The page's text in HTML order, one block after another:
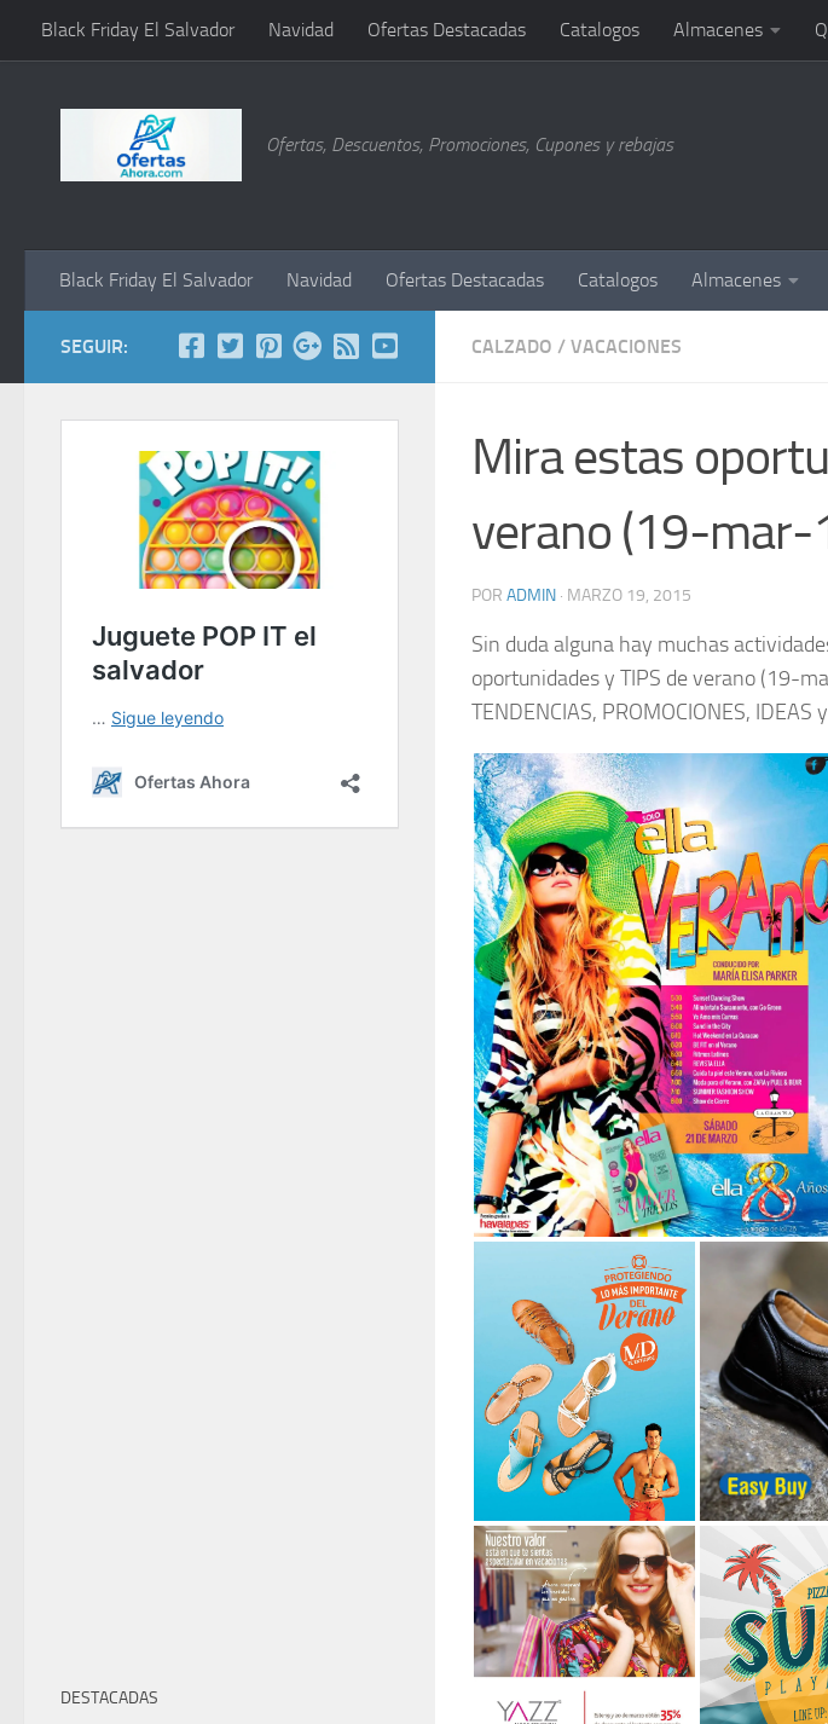
Saltar al contenido
Black Friday El Salvador Navidad Ofertas Destacadas Catalogos Almacenes
Ofertas, Descuentos, Promociones, Cupones y rebajas
Black Friday El Salvador Navidad Ofertas Destacadas Catalogos Almacenes
CALZADO / VACACIONES
Mira estas
verano (19-mar-
POR ADMIN · MARZO 19, 2015
Sin duda alguna hay muchas
oportunidades y TIPS de verano (19-
TENDENCIAS, PROMOCIONES, IDEAS
SEGUIR:
DESTACADAS